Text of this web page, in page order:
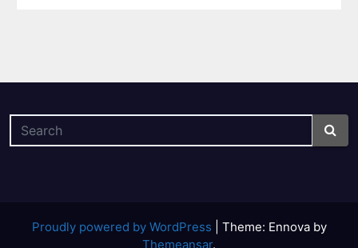
Proudly powered by WordPress
Theme: Ennova by
Themeansar.